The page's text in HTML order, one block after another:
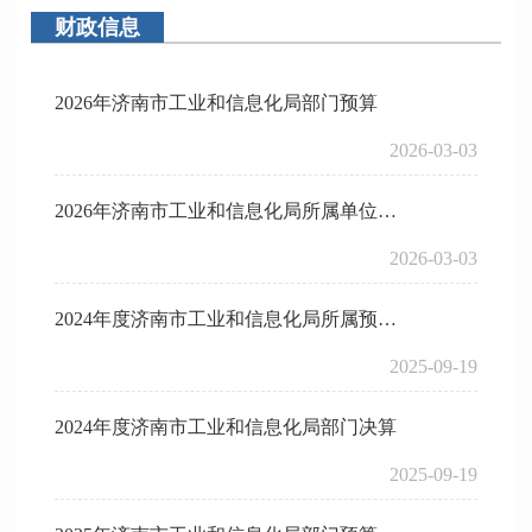
财政信息
2026年济南市工业和信息化局部门预算
2026-03-03
2026年济南市工业和信息化局所属单位预算
2026-03-03
2024年度济南市工业和信息化局所属预算单位决算
2025-09-19
2024年度济南市工业和信息化局部门决算
2025-09-19